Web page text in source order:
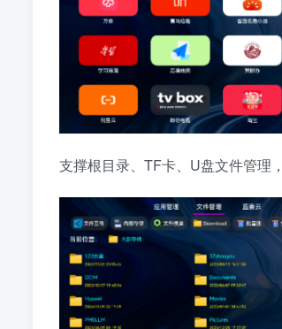
支撑根目录、TF卡、U盘文件管理